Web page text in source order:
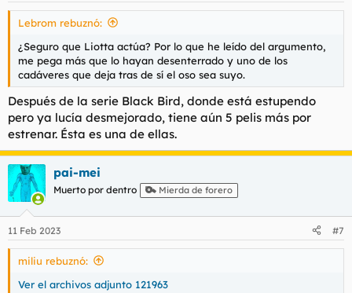
Lebrom rebuznó:
¿Seguro que Liotta actúa? Por lo que he leído del argumento,
me pega más que lo hayan desenterrado y uno de los
cadáveres que deja tras de sí el oso sea suyo.
Después de la serie Black Bird, donde está estupendo
pero ya lucía desmejorado, tiene aún 5 pelis más por
estrenar. Ésta es una de ellas.
pai-mei
Muerto por dentro Mierda de forero
11 Feb 2023 #7
miliu rebuznó:
Ver el archivos adjunto 121963